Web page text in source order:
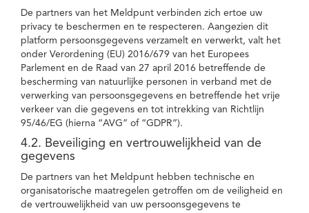
De partners van het Meldpunt verbinden zich ertoe uw
privacy te beschermen en te respecteren. Aangezien dit
platform persoonsgegevens verzamelt en verwerkt, valt het
onder Verordening (EU) 2016/679 van het Europees
Parlement en de Raad van 27 april 2016 betreffende de
bescherming van natuurlijke personen in verband met de
verwerking van persoonsgegevens en betreffende het vrije
verkeer van die gegevens en tot intrekking van Richtlijn
95/46/EG (hierna “AVG” of “GDPR”).
4.2. Beveiliging en vertrouwelijkheid van de
gegevens
De partners van het Meldpunt hebben technische en
organisatorische maatregelen getroffen om de veiligheid en
de vertrouwelijkheid van uw persoonsgegevens te